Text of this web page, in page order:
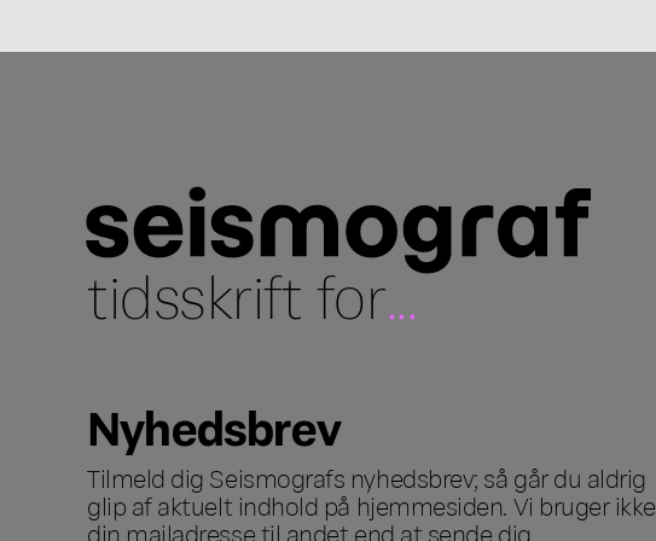
tidsskrift for...
Nyhedsbrev
Tilmeld dig Seismografs nyhedsbrev; så går du aldrig
glip af aktuelt indhold på hjemmesiden. Vi bruger ikke
din mailadresse til andet end at sende dig